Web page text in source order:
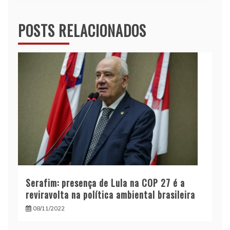
POSTS RELACIONADOS
Serafim: presença de Lula na COP 27 é a
reviravolta na política ambiental brasileira
08/11/2022